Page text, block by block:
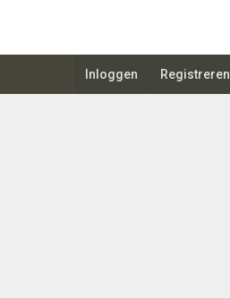
Inloggen Registreren